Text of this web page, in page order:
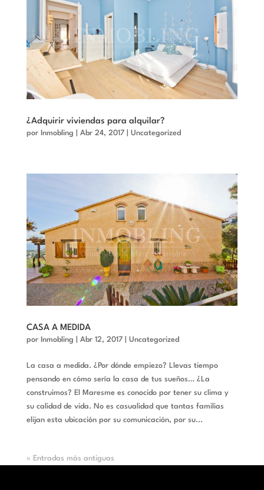
¿Adquirir viviendas para alquilar?
por Inmobling Abr 24, 2017| Uncategorized
CASA A MEDIDA
por Inmobling Abr 12, 2017| Uncategorized
La casa a medida. ¿Por dónde empiezo? Llevas tiempo
pensando en cómo sería la casa de tus sueños… ¿La
construimos? El Maresme es conocido por tener su clima y
su calidad de vida. No es casualidad que tantas familias
elijan esta ubicación por su comunicación, por su...
« Entradas más antiguas